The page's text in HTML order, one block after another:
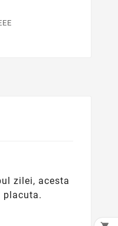
zilei, acesta
placuta.